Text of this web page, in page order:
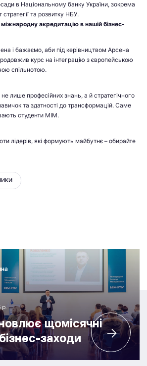
в Національному банку України, зокрема
та розвитку НБУ.
акредитацію в нашій бізнес-
і бажаємо, аби під керівництвом Арсена
курс на інтеграцію з європейською
спільнотою.
лише професійних знань, а й стратегічного
та здатності до трансформацій. Саме
студенти МІМ.
лідерів, які формують майбутнє – обирайте
р.
щомісячні
заходи